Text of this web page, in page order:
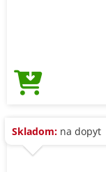
Skladom: na dopyt